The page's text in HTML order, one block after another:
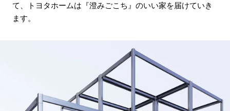
て、トヨタホームは『澄みごこち』のいい家を届けていき
ます。